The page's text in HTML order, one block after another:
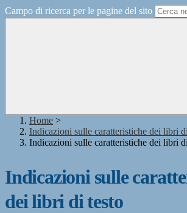
Campo di ricerca per le pagine del sito
Home >
Indicazioni sulle caratteristiche dei libri
Indicazioni sulle caratteristiche dei libri
Indicazioni sulle
dei libri di testo